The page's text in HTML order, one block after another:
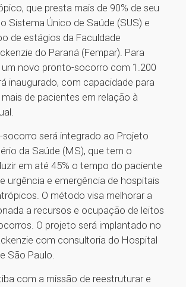
que presta mais de 90% de seu
Sistema Único de Saúde (SUS) e
de estágios da Faculdade
do Paraná (Fempar). Para
um novo pronto-socorro com 1.200
inaugurado, com capacidade para
de pacientes em relação à
será integrado ao Projeto
da Saúde (MS), que tem o
em até 45% o tempo do paciente
urgência e emergência de hospitais
O método visa melhorar a
a recursos e ocupação de leitos
O projeto será implantado no
com consultoria do Hospital
São Paulo.
com a missão de reestruturar e